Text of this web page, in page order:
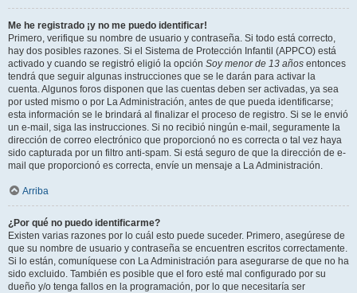
Me he registrado ¡y no me puedo identificar!
Primero, verifique su nombre de usuario y contraseña. Si todo está correcto,
hay dos posibles razones. Si el Sistema de Protección Infantil (APPCO) está
activado y cuando se registró eligió la opción Soy menor de 13 años entonces
tendrá que seguir algunas instrucciones que se le darán para activar la
cuenta. Algunos foros disponen que las cuentas deben ser activadas, ya sea
por usted mismo o por La Administración, antes de que pueda identificarse;
esta información se le brindará al finalizar el proceso de registro. Si se le envió
un e-mail, siga las instrucciones. Si no recibió ningún e-mail, seguramente la
dirección de correo electrónico que proporcionó no es correcta o tal vez haya
sido capturada por un filtro anti-spam. Si está seguro de que la dirección de e-
mail que proporcionó es correcta, envíe un mensaje a La Administración.
Arriba
¿Por qué no puedo identificarme?
Existen varias razones por lo cuál esto puede suceder. Primero, asegúrese de
que su nombre de usuario y contraseña se encuentren escritos correctamente.
Si lo están, comuníquese con La Administración para asegurarse de que no ha
sido excluido. También es posible que el foro esté mal configurado por su
dueño y/o tenga fallos en la programación, por lo que necesitaría ser